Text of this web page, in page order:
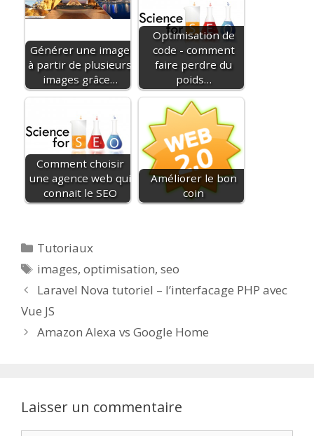
Générer une image
à partir de plusieurs
images grâce…
Optimisation de
code - comment
faire perdre du
poids…
Comment choisir
une agence web qui
connait le SEO
Améliorer le bon
coin
Catégories
Tutoriaux
Étiquettes
images,optimisation,seo
Laravel Nova tutoriel – l’interfacage PHP avec
Vue JS
Amazon Alexa vs Google Home
Laisser un commentaire